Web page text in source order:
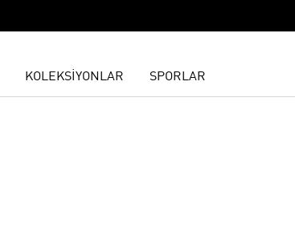
KOLEKSİYONLAR SPORLAR